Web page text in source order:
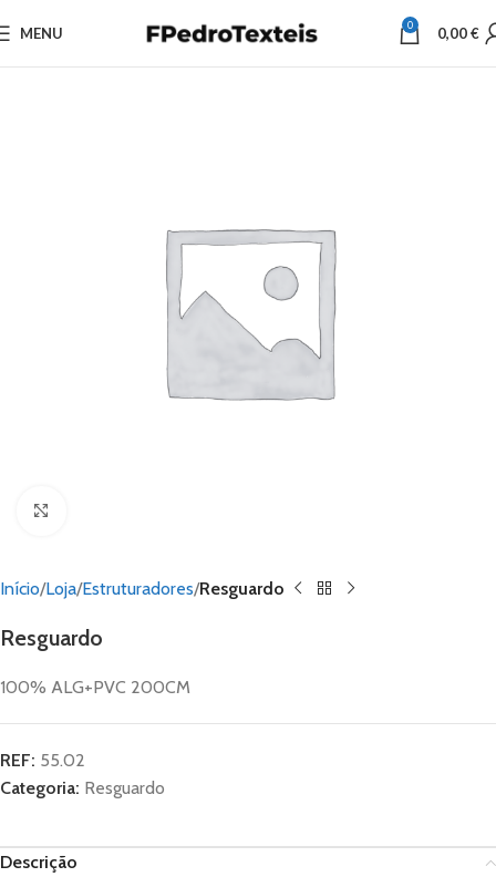
MENU 0 0,00€
Início Loja Estruturadores Resguardo
Resguardo
100% ALG+PVC 200CM
REF: 55.02
Categoria: Resguardo
Descrição